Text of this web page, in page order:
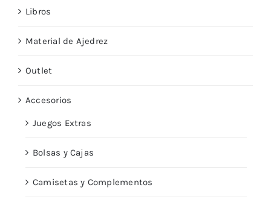
Libros
Material de Ajedrez
Outlet
Accesorios
Juegos Extras
Bolsas y Cajas
Camisetas y Complementos